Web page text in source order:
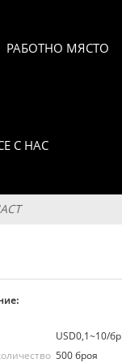
РАБОТНО МЯСТО
С НАС
USD0,1~10/бр
500 броя